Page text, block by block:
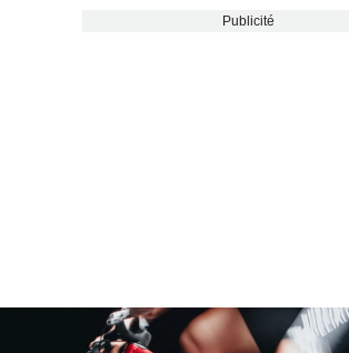
Publicité